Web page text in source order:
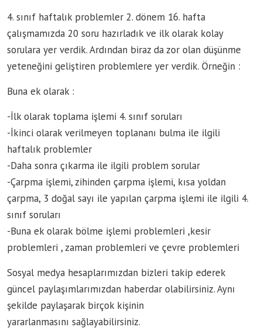
4. sınıf haftalık problemler 2. dönem 16. hafta
çalışmamızda 20 soru hazırladık ve ilk olarak kolay
sorulara yer verdik. Ardından biraz da zor olan düşünme
yeteneğini geliştiren problemlere yer verdik. Örneğin :
Buna ek olarak :
-İlk olarak toplama işlemi 4. sınıf soruları
-İkinci olarak verilmeyen toplananı bulma ile ilgili
haftalık problemler
-Daha sonra çıkarma ile ilgili problem sorular
-Çarpma işlemi, zihinden çarpma işlemi, kısa yoldan
çarpma, 3 doğal sayı ile yapılan çarpma işlemi ile ilgili 4.
sınıf soruları
-Buna ek olarak bölme işlemi problemleri ,kesir
problemleri , zaman problemleri ve çevre problemleri
Sosyal medya hesaplarımızdan bizleri takip ederek
güncel paylaşımlarımızdan haberdar olabilirsiniz. Aynı
şekilde paylaşarak birçok kişinin
yararlanmasını sağlayabilirsiniz.